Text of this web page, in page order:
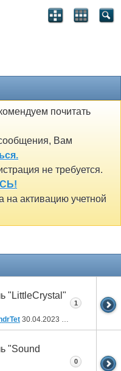
почитать
Вам
не требуется.
на активацию учетной
"LittleCrystal"
30.04.2023 20:38
1
"Sound
0